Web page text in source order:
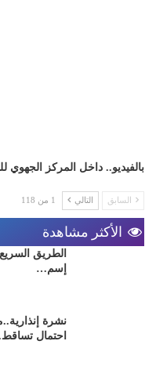
بالفيديو.. داخل المركز
السابق التالي 1 من 118
الأكثر مشاهدة
الطريق
إسم…
نشرة
احتمال